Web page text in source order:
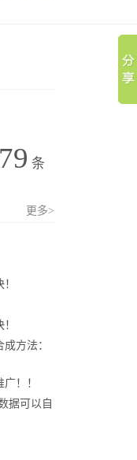
条
更多>
方法：
！！
据可以自